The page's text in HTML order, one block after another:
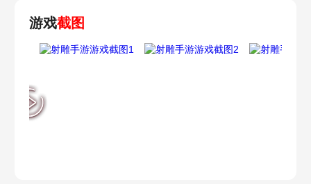
游戏截图